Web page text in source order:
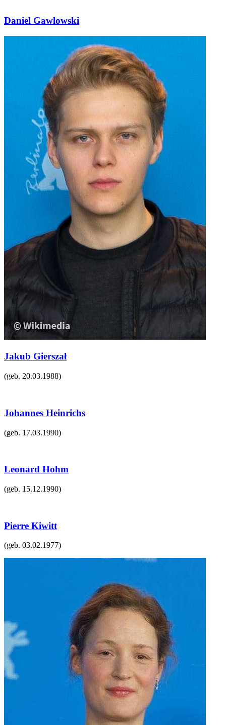
Daniel Gawlowski
Jakub Gierszał
(geb. 20.03.1988)
Johannes Heinrichs
(geb. 17.03.1990)
Leonard Hohm
(geb. 15.12.1990)
Pierre Kiwitt
(geb. 03.02.1977)